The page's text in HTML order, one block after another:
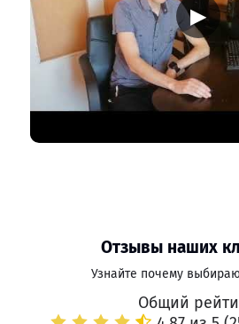
▶
Отзывы наших
Узнайте почему
Общий